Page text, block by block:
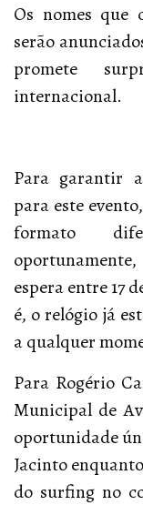
Os nomes que
serão
promete
internacional.
Para garantir
para este
formato
espera entre 17
é, o relógio já
a qualquer
Para Rogério
Municipal de
oportunidade
Jacinto
do surfing no